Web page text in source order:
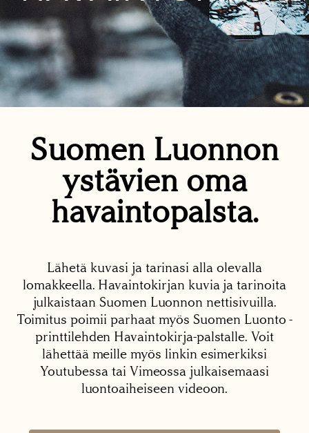
Suomen Luonnon
ystävien oma
havaintopalsta.
Lähetä kuvasi ja tarinasi alla olevalla
lomakkeella. Havaintokirjan kuvia ja tarinoita
julkaistaan Suomen Luonnon nettisivuilla.
Toimitus poimii parhaat myös Suomen Luonto -
printtilehden Havaintokirja-palstalle. Voit
lähettää meille myös linkin esimerkiksi
Youtubessa tai Vimeossa julkaisemaasi
luontoaiheiseen videoon.